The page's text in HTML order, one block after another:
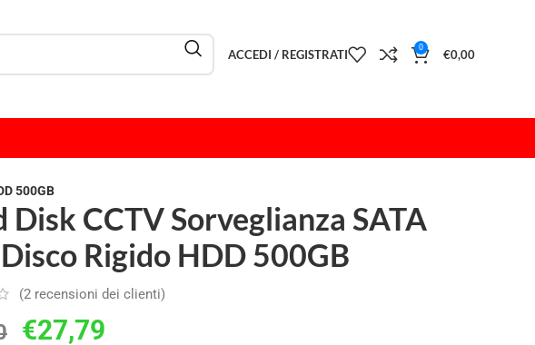
ACCEDI / REGISTRATI 0 €0,00
500GB
Disk CCTV Sorveglianza SATA
Rigido HDD 500GB
(2 recensioni dei clienti)
€27,79